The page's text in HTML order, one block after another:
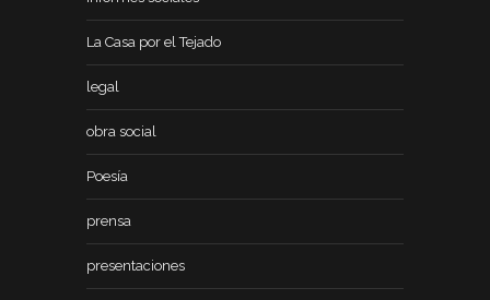
La Casa por el Tejado
legal
obra social
Poesía
prensa
presentaciones